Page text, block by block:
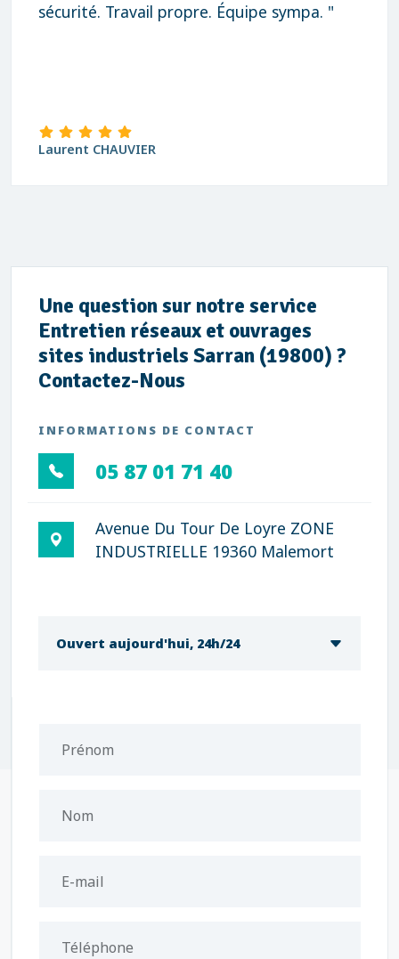
sécurité. Travail propre. Équipe sympa. "
Laurent CHAUVIER
Une question sur notre service
Entretien réseaux et ouvrages
sites industriels Sarran (19800) ?
Contactez-Nous
INFORMATIONS DE CONTACT
05 87 01 71 40
Avenue Du Tour De Loyre ZONE
INDUSTRIELLE 19360 Malemort
Ouvert aujourd'hui, 24h/24
Prénom
Nom
E-mail
Téléphone